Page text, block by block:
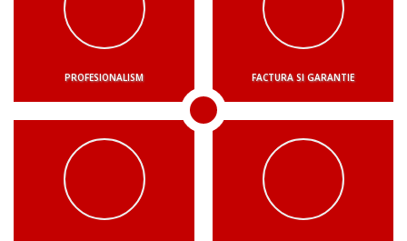
PROFESIONALISM FACTURA SI GARANTIE